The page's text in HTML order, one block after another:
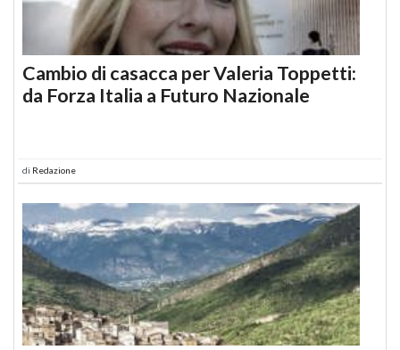
Cambio di casacca per Valeria Toppetti:
da Forza Italia a Futuro Nazionale
di Redazione